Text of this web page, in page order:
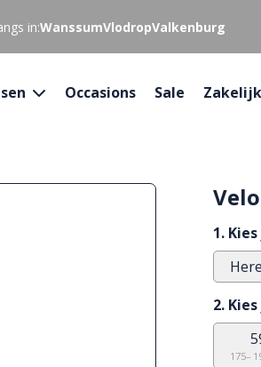
in:WanssumVlodropValkenburg
Occasions Sale Zakelijk
1.
2.
175–